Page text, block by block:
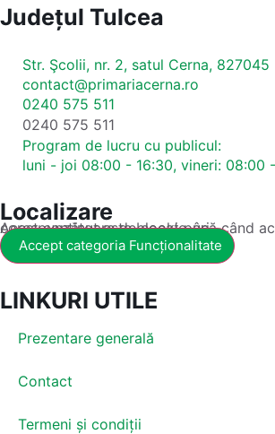
Județul Tulcea
Str. Şcolii, nr. 2, satul Cerna, 827045
contact@primariacerna.ro
0240 575 511
0240 575 511
Program de lucru cu publicul:
luni - joi 08:00 - 16:30, vineri: 08:00
Localizare
Acest conținut este blocat până când acceptați categoria corespunzătoare de cookie-uri.
Accept categoria Funcționalitate
LINKURI UTILE
Prezentare generală
Contact
Termeni și condiții